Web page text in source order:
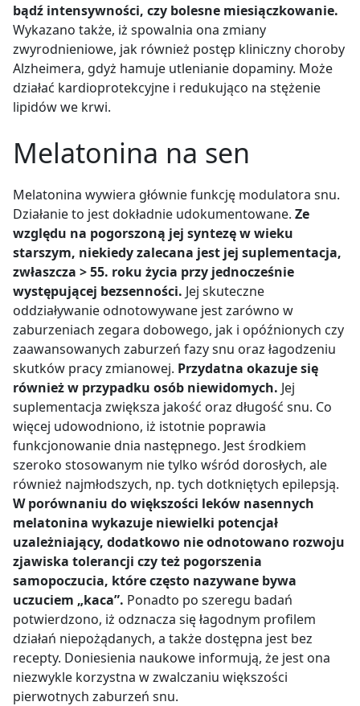
bądź intensywności, czy bolesne miesiączkowanie.
Wykazano także, iż spowalnia ona zmiany
zwyrodnieniowe, jak również postęp kliniczny choroby
Alzheimera, gdyż hamuje utlenianie dopaminy. Może
działać kardioprotekcyjne i redukująco na stężenie
lipidów we krwi.
Melatonina na sen
Melatonina wywiera głównie funkcję modulatora snu.
Działanie to jest dokładnie udokumentowane. Ze
względu na pogorszoną jej syntezę w wieku
starszym, niekiedy zalecana jest jej suplementacja,
zwłaszcza > 55. roku życia przy jednocześnie
występującej bezsenności. Jej skuteczne
oddziaływanie odnotowywane jest zarówno w
zaburzeniach zegara dobowego, jak i opóźnionych czy
zaawansowanych zaburzeń fazy snu oraz łagodzeniu
skutków pracy zmianowej. Przydatna okazuje się
również w przypadku osób niewidomych. Jej
suplementacja zwiększa jakość oraz długość snu. Co
więcej udowodniono, iż istotnie poprawia
funkcjonowanie dnia następnego. Jest środkiem
szeroko stosowanym nie tylko wśród dorosłych, ale
również najmłodszych, np. tych dotkniętych epilepsją.
W porównaniu do większości leków nasennych
melatonina wykazuje niewielki potencjał
uzależniający, dodatkowo nie odnotowano rozwoju
zjawiska tolerancji czy też pogorszenia
samopoczucia, które często nazywane bywa
uczuciem „kaca”. Ponadto po szeregu badań
potwierdzono, iż odznacza się łagodnym profilem
działań niepożądanych, a także dostępna jest bez
recepty. Doniesienia naukowe informują, że jest ona
niezwykle korzystna w zwalczaniu większości
pierwotnych zaburzeń snu.